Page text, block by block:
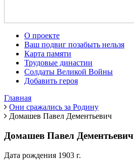
О проекте
Ваш подвиг позабыть нельзя
Карта памяти
Трудовые династии
Солдаты Великой Войны
Добавить героя
Главная
Они сражались за Родину
Домашев Павел Дементьевич
Домашев Павел Дементьевич
Дата рождения 1903 г.